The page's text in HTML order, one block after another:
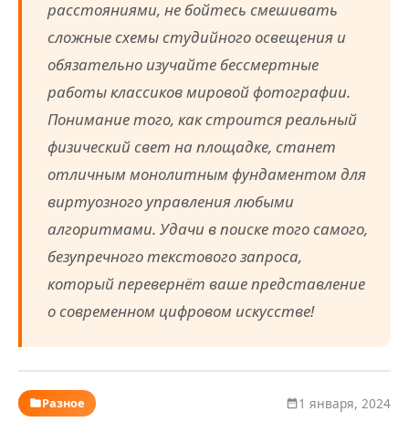
расстояниями, не бойтесь смешивать
сложные схемы студийного освещения и
обязательно изучайте бессмертные
работы классиков мировой фотографии.
Понимание того, как строится реальный
физический свет на площадке, станет
отличным монолитным фундаментом для
виртуозного управления любыми
алгоритмами. Удачи в поиске того самого,
безупречного текстового запроса,
который перевернёт ваше представление
о современном цифровом искусстве!
Разное 1 января, 2024